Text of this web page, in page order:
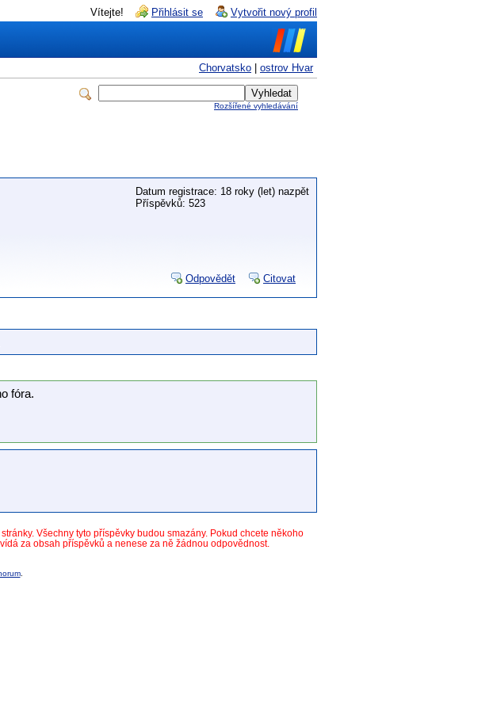
Vítejte! Přihlásit se Vytvořit nový profil
Chorvatsko ostrov Hvar
Rozšířené vyhledávání
Datum registrace: 18 roky (let) nazpět
Příspěvků: 523
Odpovědět Citovat
fóra.
Všechny tyto příspěvky budou smazány. Pokud chcete někoho
za obsah příspěvků a nenese za ně žádnou odpovědnost.
.